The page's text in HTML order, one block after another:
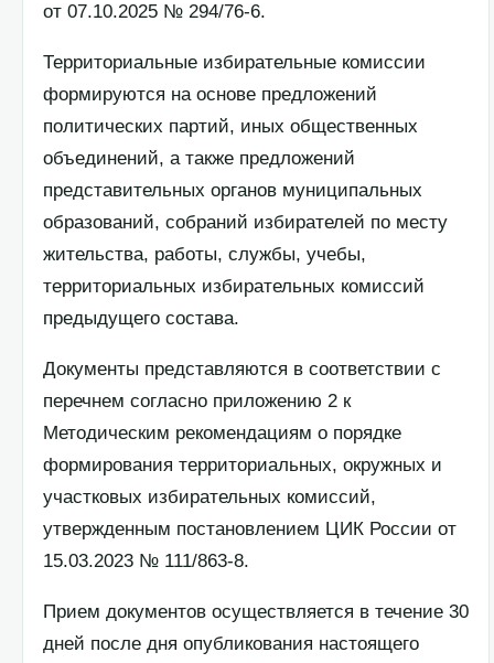
от 07.10.2025 № 294/76-6.
Территориальные избирательные комиссии
формируются на основе предложений
политических партий, иных общественных
объединений, а также предложений
представительных органов муниципальных
образований, собраний избирателей по месту
жительства, работы, службы, учебы,
территориальных избирательных комиссий
предыдущего состава.
Документы представляются в соответствии с
перечнем согласно приложению 2 к
Методическим рекомендациям о порядке
формирования территориальных, окружных и
участковых избирательных комиссий,
утвержденным постановлением ЦИК России от
15.03.2023 № 111/863-8.
Прием документов осуществляется в течение 30
дней после дня опубликования настоящего